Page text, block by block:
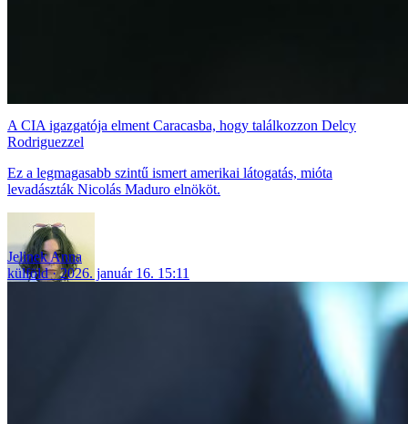
A CIA igazgatója elment Caracasba, hogy találkozzon Delcy
Rodriguezzel
Ez a legmagasabb szintű ismert amerikai látogatás, mióta
levadászták Nicolás Maduro elnököt.
Jelinek Anna
külföld
2026. január 16. 15:11